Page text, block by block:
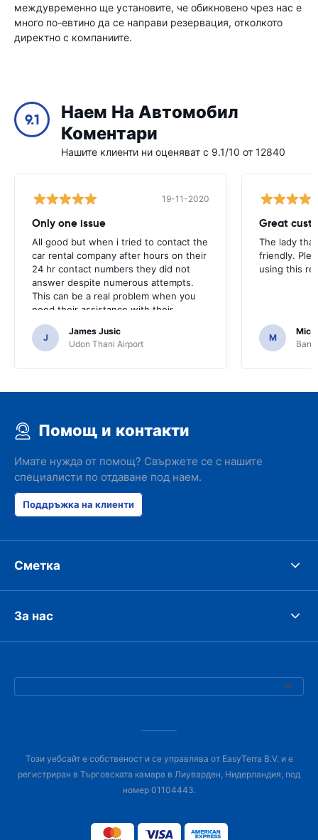
междувременно ще установите, че обикновено чрез нас е
много по-евтино да се направи резервация, отколкото
директно с компаниите.
9.1
Наем На Автомобил
Коментари
Нашите клиенти ни оценяват с 9.1/10 от 12840
19-11-2020
Only one issue
All good but when i tried to contact the
car rental company after hours on their
24 hr contact numbers they did not
answer despite numerous attempts.
This can be a real problem when you
need their assistance with their
services or car.
J
James Jusic
Udon Thani Airport
Great
The lady
friendly.
using this
M
Помощ и контакти
Имате нужда от помощ? Свържете се с нашите
специалисти по отдаване под наем.
Поддръжка на клиенти
Сметка
За нас
Този уебсайт е собственост и се управлява от EasyTerra B.V. и е
регистриран в Търговската камара в Лиуварден, Нидерландия, под
номер 01104443.